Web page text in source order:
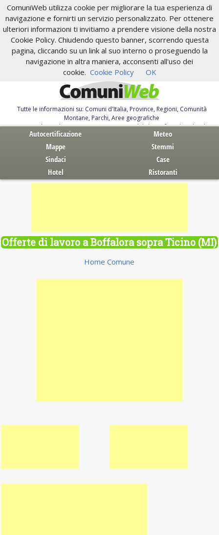
ComuniWeb utilizza cookie per migliorare la tua esperienza di
navigazione e fornirti un servizio personalizzato. Per ottenere
ulteriori informazioni ti invitiamo a prendere visione della nostra
Cookie Policy. Chiudendo questo banner, scorrendo questa
pagina, cliccando su un link al suo interno o proseguendo la
navigazione in altra maniera, acconsenti all'uso dei
cookie. Cookie Policy OK
Tutte le informazioni su: Comuni d'Italia, Province, Regioni, Comunità
Montane, Parchi, Aree geografiche
Servizi al Cittadino. Autocertificazione, moduli, leggi, free download
Autocertificazione
Meteo
Mappe
Stemmi
Sindaci
Case
Hotel
Ristoranti
Offerte di lavoro a Boffalora sopra Ticino (MI)
Home Comune